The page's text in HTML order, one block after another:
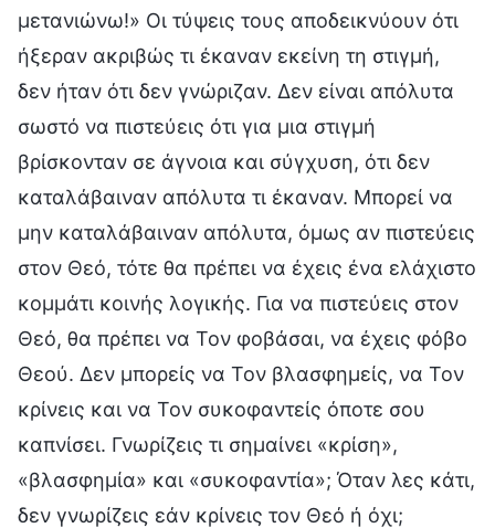
μετανιώνω!» Οι τύψεις τους αποδεικνύουν ότι
ήξεραν ακριβώς τι έκαναν εκείνη τη στιγμή,
δεν ήταν ότι δεν γνώριζαν. Δεν είναι απόλυτα
σωστό να πιστεύεις ότι για μια στιγμή
βρίσκονταν σε άγνοια και σύγχυση, ότι δεν
καταλάβαιναν απόλυτα τι έκαναν. Μπορεί να
μην καταλάβαιναν απόλυτα, όμως αν πιστεύεις
στον Θεό, τότε θα πρέπει να έχεις ένα ελάχιστο
κομμάτι κοινής λογικής. Για να πιστεύεις στον
Θεό, θα πρέπει να Τον φοβάσαι, να έχεις φόβο
Θεού. Δεν μπορείς να Τον βλασφημείς, να Τον
κρίνεις και να Τον συκοφαντείς όποτε σου
καπνίσει. Γνωρίζεις τι σημαίνει «κρίση»,
«βλασφημία» και «συκοφαντία»; Όταν λες κάτι,
δεν γνωρίζεις εάν κρίνεις τον Θεό ή όχι;